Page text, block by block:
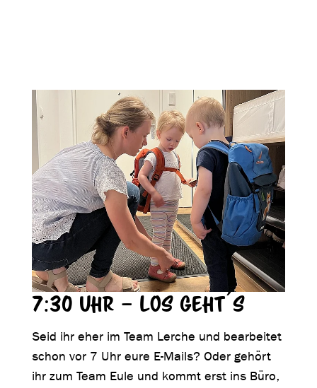
7:30 Uhr – los geht´s
Seid ihr eher im Team Lerche und bearbeitet
schon vor 7 Uhr eure E-Mails? Oder gehört
ihr zum Team Eule und kommt erst ins Büro,